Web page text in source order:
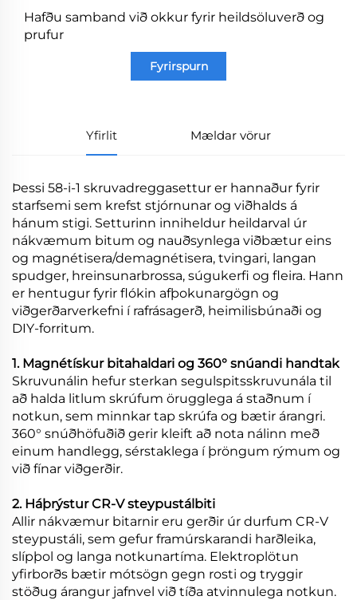
Hafðu samband við okkur fyrir heildsöluverð og
prufur
Fyrirspurn
Yfirlit Mældar vörur
Þessi 58-i-1 skruvadreggasettur er hannaður fyrir
starfsemi sem krefst stjórnunar og viðhalds á
hánum stigi. Setturinn inniheldur heildarval úr
nákvæmum bitum og nauðsynlega viðbætur eins
og magnétisera/demagnétisera, tvingari, langan
spudger, hreinsunarbrossa, súgukerfi og fleira. Hann
er hentugur fyrir flókin afþokunargögn og
viðgerðarverkefni í rafrásagerð, heimilisbúnaði og
DIY-forritum.
1. Magnétískur bitahaldari og 360° snúandi handtak
Skruvunálin hefur sterkan segulspitsskruvunála til
að halda litlum skrúfum örugglega á staðnum í
notkun, sem minnkar tap skrúfa og bætir árangri.
360° snúðhöfuðið gerir kleift að nota nálinn með
einum handlegg, sérstaklega í þröngum rýmum og
við fínar viðgerðir.
2. Háþrýstur CR-V steypustálbiti
Allir nákvæmur bitarnir eru gerðir úr durfum CR-V
steypustáli, sem gefur framúrskarandi harðleika,
slípþol og langa notkunartíma. Elektroplötun
yfirborðs bætir mótsögn gegn rosti og tryggir
stöðug árangur jafnvel við tíða atvinnulega notkun.